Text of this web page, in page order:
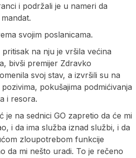
i podržali je u nameri da
svojim poslanicama.
na nju je vršila većina
bivši premijer Zdravko
svoj stav, a izvršili su na
pokušajima podmićivanja
i resora.
je na sednici GO zapretio da će mi
i da ima služba iznad službi, i da
zloupotrebom funkcije
da mi nešto uradi. To je rečeno